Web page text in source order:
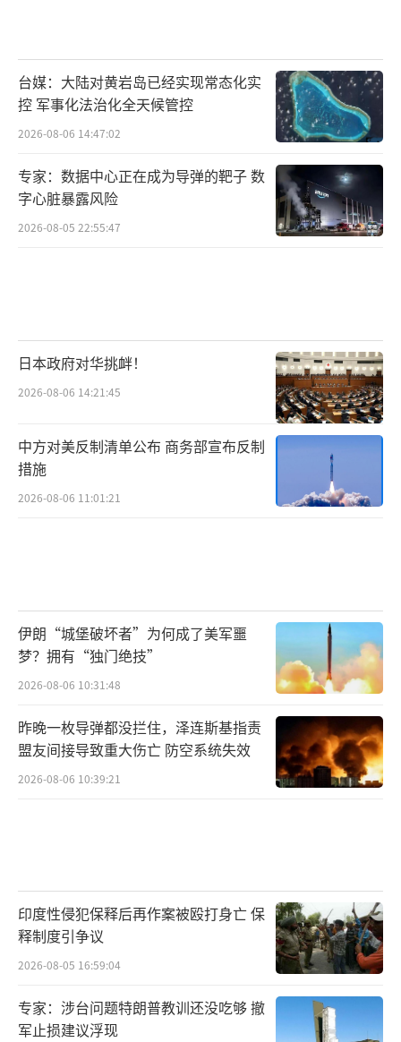
台媒：大陆对黄岩岛已经实现常态化实
控 军事化法治化全天候管控
2026-08-06 14:47:02
专家：数据中心正在成为导弹的靶子 数
字心脏暴露风险
2026-08-05 22:55:47
日本政府对华挑衅！
2026-08-06 14:21:45
中方对美反制清单公布 商务部宣布反制
措施
2026-08-06 11:01:21
伊朗“城堡破坏者”为何成了美军噩
梦？拥有“独门绝技”
2026-08-06 10:31:48
昨晚一枚导弹都没拦住，泽连斯基指责
盟友间接导致重大伤亡 防空系统失效
2026-08-06 10:39:21
印度性侵犯保释后再作案被殴打身亡 保
释制度引争议
2026-08-05 16:59:04
专家：涉台问题特朗普教训还没吃够 撤
军止损建议浮现